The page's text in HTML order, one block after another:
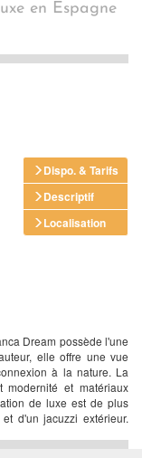
en Espagne
Dispo. & Tarifs
Descriptif
Localisation
Dream possède l'une
elle offre une vue
à la nature. La
et matériaux
de luxe est de plus
d'un jacuzzi extérieur.